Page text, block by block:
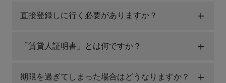
直接登録しに行く必要がありますか？
「賃貸人証明書」とは何ですか？
期限を過ぎてしまった場合はどうなりますか？